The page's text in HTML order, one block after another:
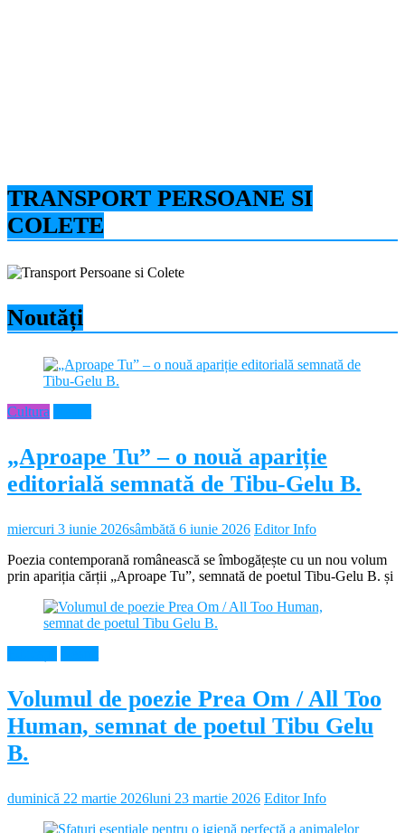
TRANSPORT PERSOANE SI
COLETE
Noutăți
Cultura
„Aproape Tu” – o nouă apariție
editorială semnată de Tibu-Gelu B.
miercuri 3 iunie 2026sâmbătă 6 iunie 2026 Editor Info
Poezia contemporană românească se îmbogățește cu un nou volum
prin apariția cărții „Aproape Tu”, semnată de poetul Tibu-Gelu B. și
Volumul de poezie Prea Om / All Too
Human, semnat de poetul Tibu Gelu
B.
duminică 22 martie 2026luni 23 martie 2026 Editor Info